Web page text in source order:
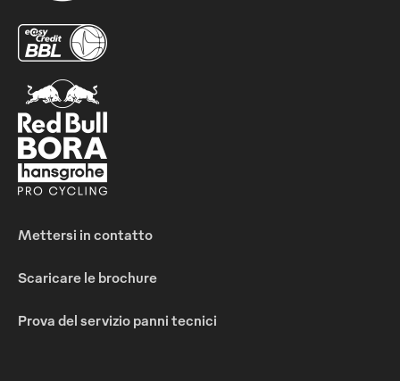
Mettersi in contatto
Scaricare le brochure
Prova del servizio panni tecnici